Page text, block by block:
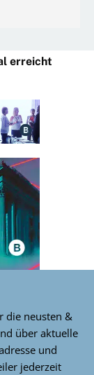
erreicht
die neusten &
über aktuelle
und
jederzeit